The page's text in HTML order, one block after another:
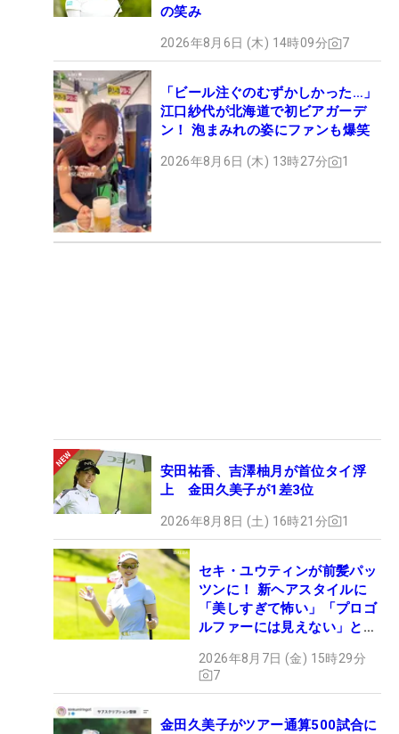
の笑み
2026年8月6日 (木) 14時09分 7
「ビール注ぐのむずかしかった…」
江口紗代が北海道で初ビアガーデ
ン！ 泡まみれの姿にファンも爆笑
2026年8月6日 (木) 13時27分 1
安田祐香、吉澤柚月が首位タイ浮
上 金田久美子が1差3位
2026年8月8日 (土) 16時21分 1
セキ・ユウティンが前髪パッ
ツンに！ 新ヘアスタイルに
「美しすぎて怖い」「プロゴ
ルファーには見えない」とコ
2026年8月7日 (金) 15時29分
7
金田久美子がツアー通算500試合に